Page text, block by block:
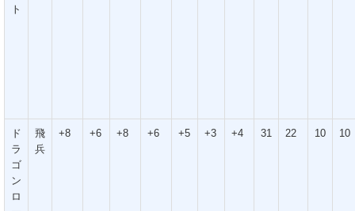
ト
ド
ラ
ゴ
ン
ロ
飛
兵
+8 +6 +8 +6 +5 +3 +4 31 22 10 10